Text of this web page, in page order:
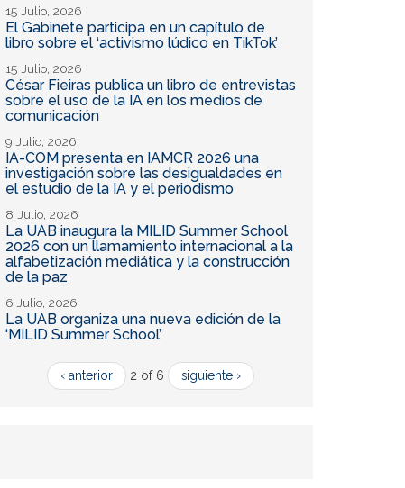
15 Julio, 2026
El Gabinete participa en un capítulo de
libro sobre el ‘activismo lúdico en TikTok’
15 Julio, 2026
César Fieiras publica un libro de entrevistas
sobre el uso de la IA en los medios de
comunicación
9 Julio, 2026
IA-COM presenta en IAMCR 2026 una
investigación sobre las desigualdades en
el estudio de la IA y el periodismo
8 Julio, 2026
La UAB inaugura la MILID Summer School
2026 con un llamamiento internacional a la
alfabetización mediática y la construcción
de la paz
6 Julio, 2026
La UAB organiza una nueva edición de la
‘MILID Summer School’
‹ anterior 2 of 6 siguiente ›